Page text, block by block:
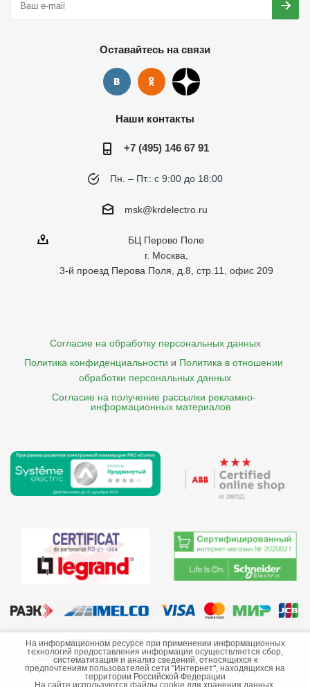
Оставайтесь на связи
Наши контакты
+7 (495) 146 67 91
Пн. – Пт.: с 9:00 до 18:00
msk@krdelectro.ru
БЦ Перово Поле
г. Москва,
3-й проезд Перова Поля, д.8, стр.11, офис 209
Согласие на обработку персональных данных
Политика конфиденциальности и Политика в отношении
обработки персональных данных
Согласие на получение рассылки рекламно-
    информационных материалов
©2013-2026 ООО «Краснодарэлектро»
Сайт носит информационный характер и не является
публичной офертой.
На информационном ресурсе при применении информационных
технологий предоставления информации осуществляется сбор,
систематизация и анализ сведений, относящихся к
предпочтениям пользователей сети "Интернет", находящихся на
территории Российской Федерации
На сайте используются файлы cookie для хранения данных.